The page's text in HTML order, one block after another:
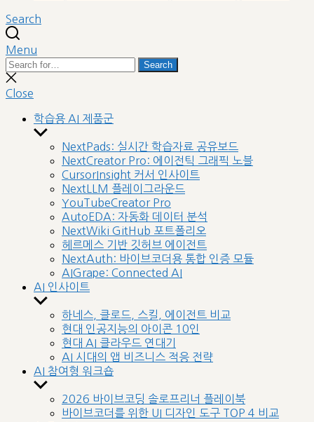
Search
Menu
Search
for:
Search
Close
search
Close
학습용 AI 제품군
Show
sub
menu
NextPads: 실시간 학습자료 공유보드
NextCreator Pro: 에이전틱 그래픽 노블
CursorInsight 커서 인사이트
NextLLM 플레이그라운드
YouTubeCreator Pro
AutoEDA: 자동화 데이터 분석
NextWiki GitHub 포트폴리오
헤르메스 기반 깃허브 에이전트
NextAuth: 바이브코더용 통합 인증 모듈
AIGrape: Connected AI
AI 인사이트
Show
sub
menu
하네스, 클로드, 스킬, 에이전트 비교
현대 인공지능의 아이콘 10인
현대 AI 클라우드 연대기
AI 시대의 앱 비즈니스 적응 전략
AI 참여형 워크숍
Show
sub
menu
2026 바이브코딩 솔로프리너 플레이북
바이브코더를 위한 UI 디자인 도구 TOP 4 비교